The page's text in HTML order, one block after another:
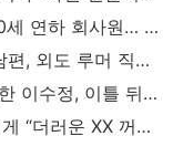
'재혼' 이상민 "아내는 10세 연하 회사원… 3개월 연애했다" ('미우새') | 한국일보
배우 이윤지 치과의사 남편, 외도 루머 직접 해명 "거짓 영상" | 한국일보
"문수야 어떡하냐" 조롱한 이수정, 이틀 뒤 태세전환... "최선 다하겠다" | 한국일보
프랑스서 한국인 여성에게 “더러운 XX 꺼져”... 佛 검찰, ‘인종차별’ 수사 | 한국일보